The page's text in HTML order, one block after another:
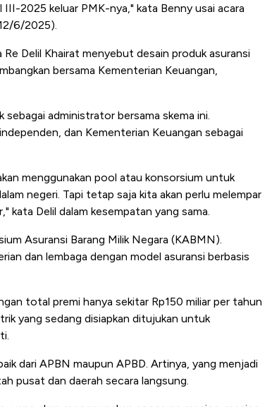
2025 keluar PMK-nya," kata Benny usai acara
6/2025).
Delil Khairat menyebut desain produk asuransi
bersama Kementerian Keuangan,
administrator bersama skema ini.
dan Kementerian Keuangan sebagai
menggunakan pool atau konsorsium untuk
negeri. Tapi tetap saja kita akan perlu melempar
kata Delil dalam kesempatan yang sama.
Asuransi Barang Milik Negara (KABMN).
dan lembaga dengan model asuransi berbasis
total premi hanya sekitar Rp150 miliar per tahun
yang sedang disiapkan ditujukan untuk
dari APBN maupun APBD. Artinya, yang menjadi
pusat dan daerah secara langsung.
&
Industri Susu Jadi Bintang Baru Ekonomi